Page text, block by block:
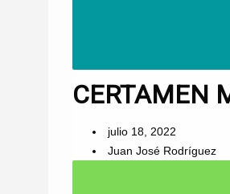
CERTAMEN
julio 18, 2022
Juan José Rodríguez